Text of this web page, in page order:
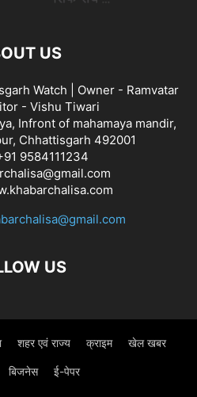
US
Watch | Owner - Ramvatar
- Vishu Tiwari
Infront of mahamaya mandir,
Chhattisgarh 492001
9584111234
US
शहर एवं राज्य क्राइम खेल खबर
बिजनेस ई-पेपर